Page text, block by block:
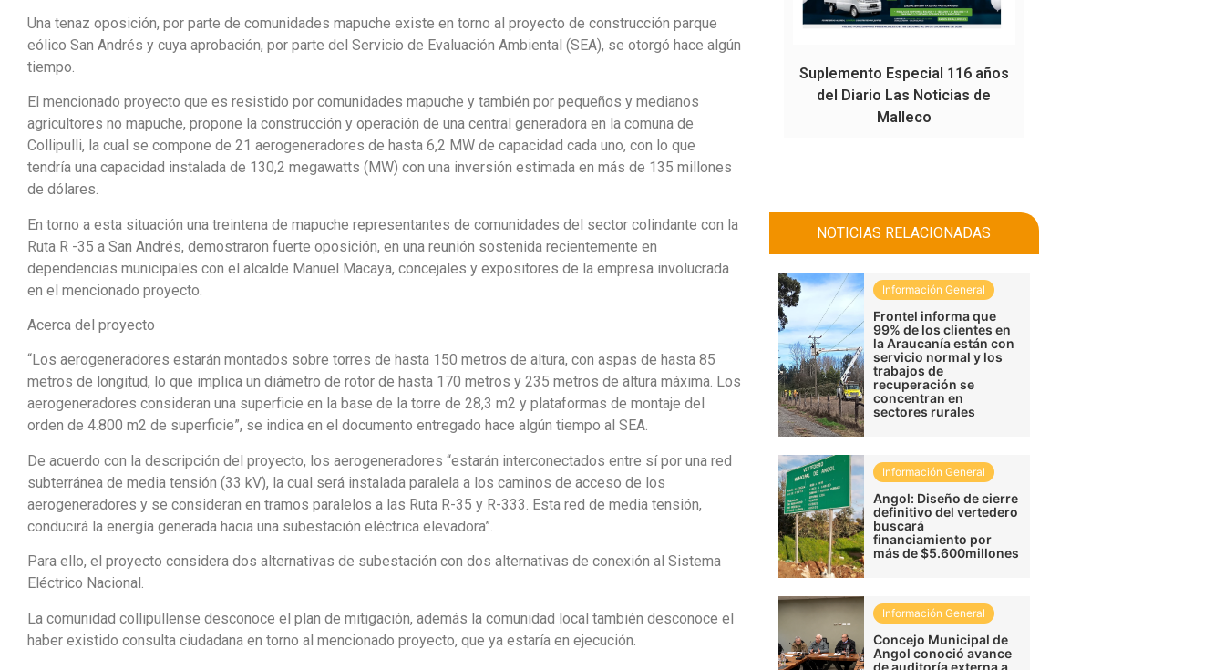
Una tenaz oposición, por parte de comunidades mapuche existe en torno al proyecto de construcción parque
eólico San Andrés y cuya aprobación, por parte del Servicio de Evaluación Ambiental (SEA), se otorgó hace algún
tiempo.
El mencionado proyecto que es resistido por comunidades mapuche y también por pequeños y medianos
agricultores no mapuche, propone la construcción y operación de una central generadora en la comuna de
Collipulli, la cual se compone de 21 aerogeneradores de hasta 6,2 MW de capacidad cada uno, con lo que
tendría una capacidad instalada de 130,2 megawatts (MW) con una inversión estimada en más de 135 millones
de dólares.
En torno a esta situación una treintena de mapuche representantes de comunidades del sector colindante con la
Ruta R -35 a San Andrés, demostraron fuerte oposición, en una reunión sostenida recientemente en
dependencias municipales con el alcalde Manuel Macaya, concejales y expositores de la empresa involucrada
en el mencionado proyecto.
Acerca del proyecto
“Los aerogeneradores estarán montados sobre torres de hasta 150 metros de altura, con aspas de hasta 85
metros de longitud, lo que implica un diámetro de rotor de hasta 170 metros y 235 metros de altura máxima. Los
aerogeneradores consideran una superficie en la base de la torre de 28,3 m2 y plataformas de montaje del
orden de 4.800 m2 de superficie”, se indica en el documento entregado hace algún tiempo al SEA.
De acuerdo con la descripción del proyecto, los aerogeneradores “estarán interconectados entre sí por una red
subterránea de media tensión (33 kV), la cual será instalada paralela a los caminos de acceso de los
aerogeneradores y se consideran en tramos paralelos a las Ruta R-35 y R-333. Esta red de media tensión,
conducirá la energía generada hacia una subestación eléctrica elevadora”.
Para ello, el proyecto considera dos alternativas de subestación con dos alternativas de conexión al Sistema
Eléctrico Nacional.
La comunidad collipullense desconoce el plan de mitigación, además la comunidad local también desconoce el
haber existido consulta ciudadana en torno al mencionado proyecto, que ya estaría en ejecución.
Suplemento Especial 116 años
del Diario Las Noticias de
Malleco
NOTICIAS RELACIONADAS
Información General
Frontel informa que
99% de los clientes en
la Araucanía están con
servicio normal y los
trabajos de
recuperación se
concentran en
sectores rurales
Información General
Angol: Diseño de cierre
definitivo del vertedero
buscará
financiamiento por
más de $5.600millones
Información General
Concejo Municipal de
Angol conoció avance
de auditoría externa a